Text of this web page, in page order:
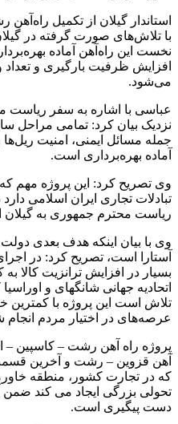
استاندار گیلان از تکمیل
با تلاش‌های صورت گرفته در
نخست این راه‌آهن آماده
افزایش ظرفیت بارگیری و
می‌شود.
عباسی با اشاره به سفر ریاست
نزدیک بیان کرد: تمامی مراحل
جمله مسائل ایمنی، امنیت
آماده بهره‌برداری است.
وی تصریح کرد: این پروژه مهم
تبادلات تجاری ایران اسلامی
ریاست محترم جمهوری به گیلان
وی با بیان اینکه هدف بعدی
آستارا است، تصریح کرد: در
بسیار در افزایش ترانزیت کالا
اتحادیه جهانی شانگهای و
تلاش است این پروژه با
عرصه‌های در اختیار مردم انجام
پروژه راه آهن رشت – کاسپین –
آهن قزوین – رشت و آخرین
که در تجارت کشور، منطقه
تحولی بزرگی ایجاد می کند
دست پیگیری است.